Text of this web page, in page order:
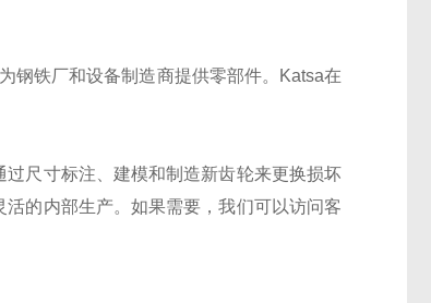
钢铁厂和设备制造商提供零部件。Katsa在
尺寸标注、建模和制造新齿轮来更换损坏
的内部生产。如果需要，我们可以访问客